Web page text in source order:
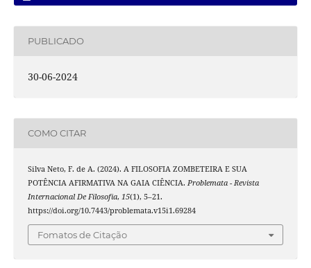
PUBLICADO
30-06-2024
COMO CITAR
Silva Neto, F. de A. (2024). A FILOSOFIA ZOMBETEIRA E SUA
POTÊNCIA AFIRMATIVA NA GAIA CIÊNCIA. Problemata - Revista
Internacional De Filosofia, 15(1), 5–21.
https://doi.org/10.7443/problemata.v15i1.69284
Fomatos de Citação